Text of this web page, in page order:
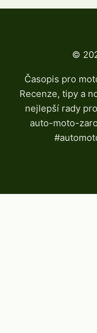
©
Časopis pro
Recenze, tipy a
nejlepší rady
auto-moto-